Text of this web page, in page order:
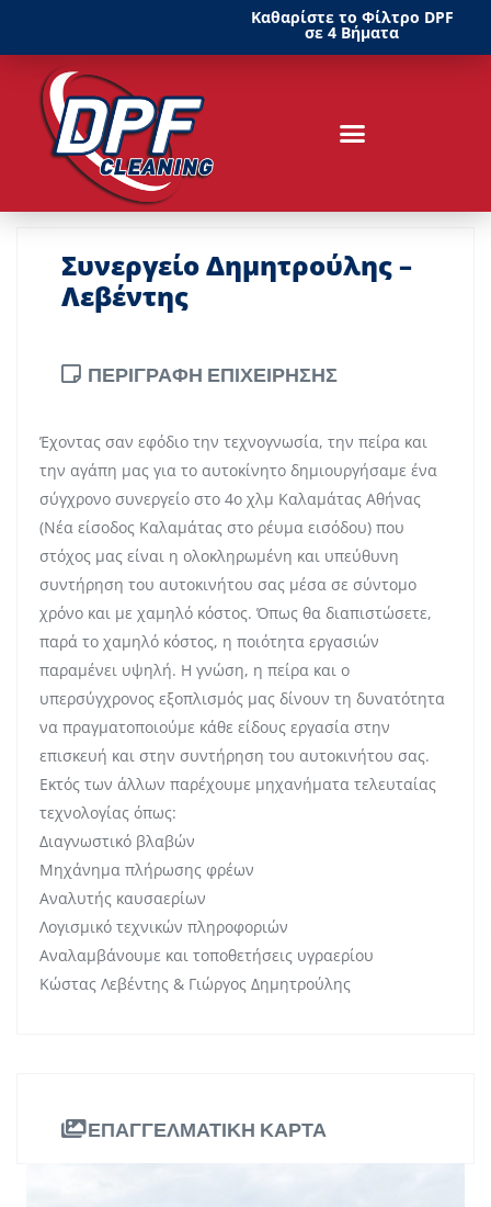
Καθαρίστε το Φίλτρο DPF
σε 4 Βήματα
Συνεργείο Δημητρούλης –
Λεβέντης
ΠΕΡΙΓΡΑΦΗ ΕΠΙΧΕΙΡΗΣΗΣ
Έχοντας σαν εφόδιο την τεχνογνωσία, την πείρα και
την αγάπη μας για το αυτοκίνητο δημιουργήσαμε ένα
σύγχρονο συνεργείο στο 4ο χλμ Καλαμάτας Αθήνας
(Νέα είσοδος Καλαμάτας στο ρέυμα εισόδου) που
στόχος μας είναι η ολοκληρωμένη και υπεύθυνη
συντήρηση του αυτοκινήτου σας μέσα σε σύντομο
χρόνο και με χαμηλό κόστος. Όπως θα διαπιστώσετε,
παρά το χαμηλό κόστος, η ποιότητα εργασιών
παραμένει υψηλή. Η γνώση, η πείρα και ο
υπερσύγχρονος εξοπλισμός μας δίνουν τη δυνατότητα
να πραγματοποιούμε κάθε είδους εργασία στην
επισκευή και στην συντήρηση του αυτοκινήτου σας.
Εκτός των άλλων παρέχουμε μηχανήματα τελευταίας
τεχνολογίας όπως:
Διαγνωστικό βλαβών
Μηχάνημα πλήρωσης φρέων
Αναλυτής καυσαερίων
Λογισμικό τεχνικών πληροφοριών
Αναλαμβάνουμε και τοποθετήσεις υγραερίου
Κώστας Λεβέντης & Γιώργος Δημητρούλης
ΕΠΑΓΓΕΛΜΑΤΙΚΗ ΚΑΡΤΑ